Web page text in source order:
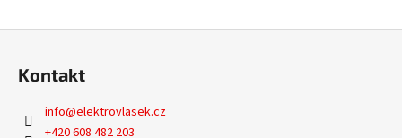
Kontakt
info@elektrovlasek.cz
+420 608 482 203